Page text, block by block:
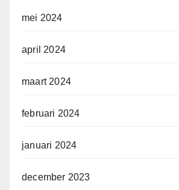
mei 2024
april 2024
maart 2024
februari 2024
januari 2024
december 2023